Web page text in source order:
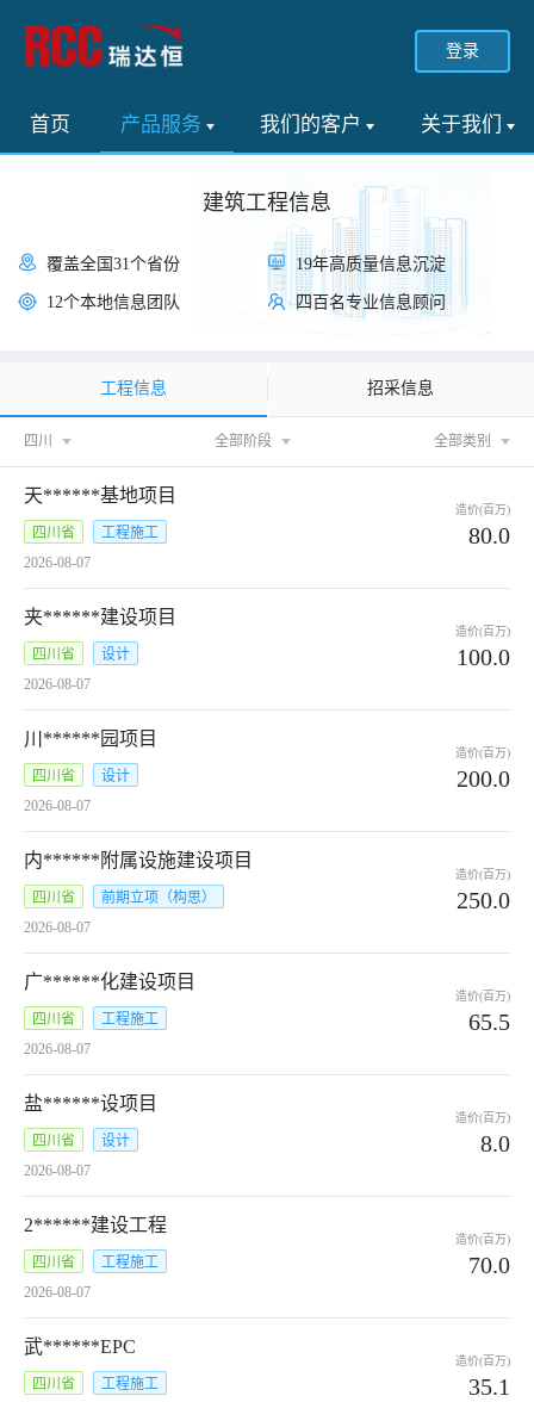
登录
首页 产品服务 我们的客户 关于我们
建筑工程信息
覆盖全国31个省份
12个本地信息团队
19年高质量信息沉淀
四百名专业信息顾问
工程信息 招采信息
四川 全部阶段 全部类别
天******基地项目
四川省
工程施工
2026-08-07
造价(百万)
80.0
夹******建设项目
四川省
设计
2026-08-07
造价(百万)
100.0
川******园项目
四川省
设计
2026-08-07
造价(百万)
200.0
内******附属设施建设项目
四川省
前期立项（构思）
2026-08-07
造价(百万)
250.0
广******化建设项目
四川省
工程施工
2026-08-07
造价(百万)
65.5
盐******设项目
四川省
设计
2026-08-07
造价(百万)
8.0
2******建设工程
四川省
工程施工
2026-08-07
造价(百万)
70.0
武******EPC
四川省
工程施工
造价(百万)
35.1